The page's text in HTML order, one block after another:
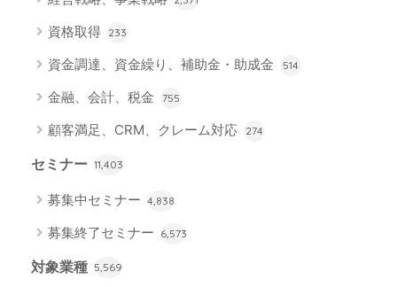
資格取得 233
資金調達、資金繰り、補助金・助成金 514
金融、会計、税金 755
顧客満足、CRM、クレーム対応 274
セミナー 11,403
募集中セミナー 4,838
募集終了セミナー 6,573
対象業種 5,569